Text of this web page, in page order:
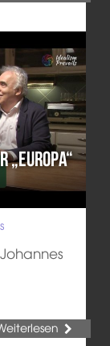
„Europa“